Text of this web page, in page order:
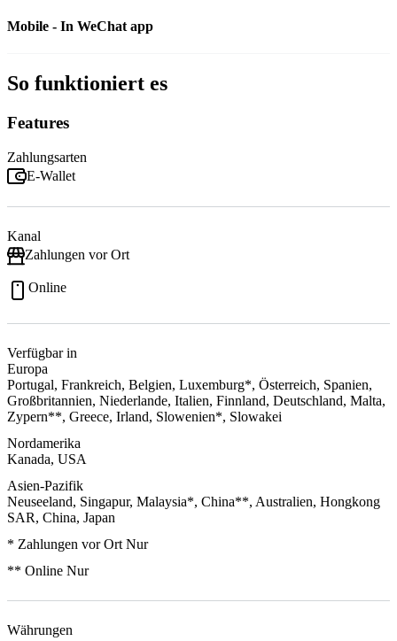
Mobile - In WeChat app
So funktioniert es
Features
Zahlungsarten
E-Wallet
Kanal
Zahlungen vor Ort
Online
Verfügbar in
Europa
Portugal, Frankreich, Belgien, Luxemburg*, Österreich, Spanien,
Großbritannien, Niederlande, Italien, Finnland, Deutschland, Malta,
Zypern**, Greece, Irland, Slowenien*, Slowakei
Nordamerika
Kanada, USA
Asien-Pazifik
Neuseeland, Singapur, Malaysia*, China**, Australien, Hongkong
SAR, China, Japan
* Zahlungen vor Ort Nur
** Online Nur
Währungen